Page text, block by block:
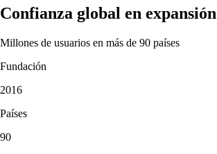
Confianza global en expansión
Millones de usuarios en más de 90 países
Fundación
2016
Países
90